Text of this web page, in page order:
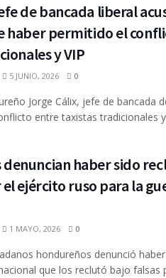
de bancada liberal
haber permitido el
y VIP
5 JUNIO, 2026 0
Jorge Cálix, jefe de bancada
entre taxistas tradicionales
haber sido
ejército ruso para la
1 MAYO, 2026 0
hondureños denunció
que los reclutó bajo falsas